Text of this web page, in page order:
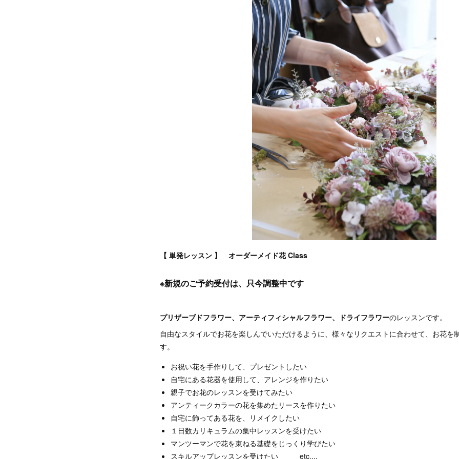
【 単発レッスン 】 オーダーメイド花 Class
※新規のご予約受付は、只今調整中です
プリザーブドフラワー、アーティフィシャルフラワー、ドライフラワーのレッスンです。
自由なスタイルでお花を楽しんでいただけるように、様々なリクエストに合わせて、お花を
す。
お祝い花を手作りして、プレゼントしたい
自宅にある花器を使用して、アレンジを作りたい
親子でお花のレッスンを受けてみたい
アンティークカラーの花を集めたリースを作りたい
自宅に飾ってある花を、リメイクしたい
１日数カリキュラムの集中レッスンを受けたい
マンツーマンで花を束ねる基礎をじっくり学びたい
スキルアップレッスンを受けたい etc....